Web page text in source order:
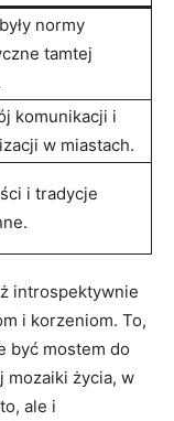
normy
tamtej
komunikacji i
w miastach.
i tradycje
introspektywnie
i korzeniom. To,
być mostem ⁤do
mozaiki​ życia, w
ale i